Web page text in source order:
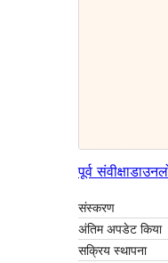
पूर्व संवीक्षा
संस्करण
अंतिम अपडेट किया
सक्रिय स्थापना